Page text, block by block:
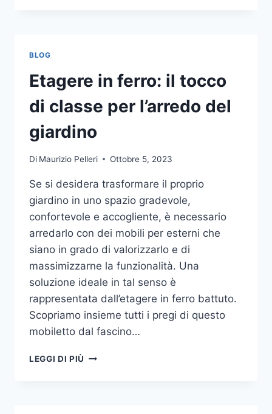
BLOG
Etagere in ferro: il tocco
di classe per l’arredo del
giardino
Di Maurizio Pelleri Ottobre 5, 2023
Se si desidera trasformare il proprio
giardino in uno spazio gradevole,
confortevole e accogliente, è necessario
arredarlo con dei mobili per esterni che
siano in grado di valorizzarlo e di
massimizzarne la funzionalità. Una
soluzione ideale in tal senso è
rappresentata dall’etagere in ferro battuto.
Scopriamo insieme tutti i pregi di questo
mobiletto dal fascino…
LEGGI DI PIÙ ETAGERE